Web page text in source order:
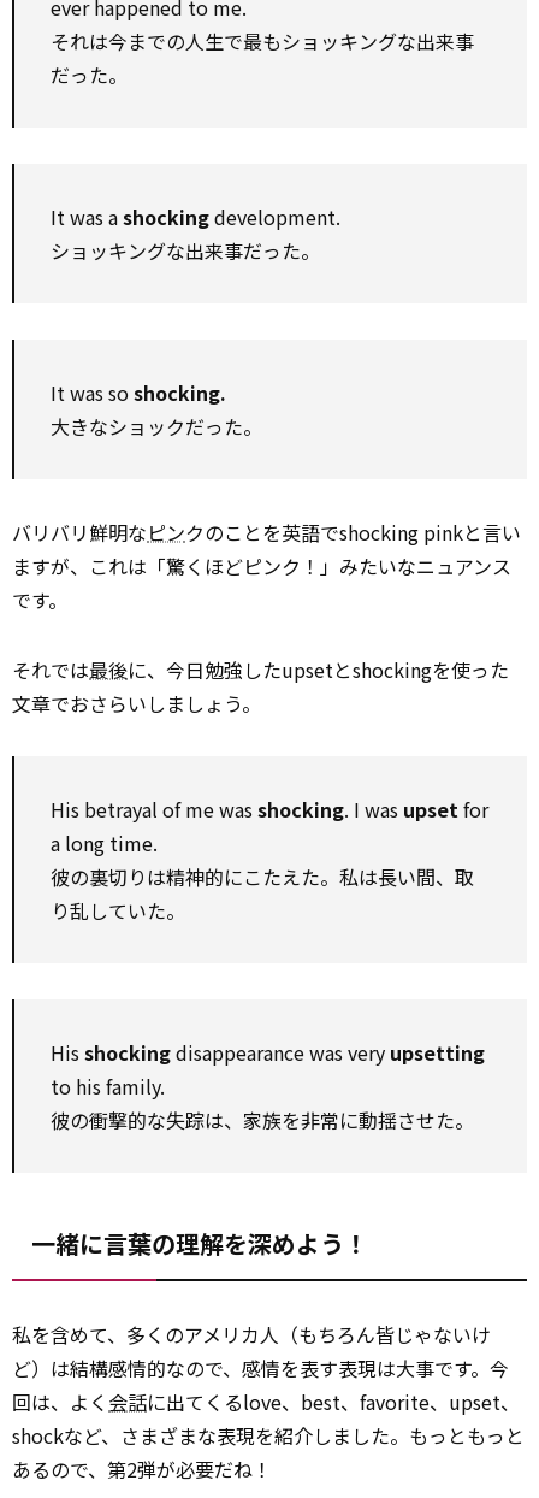
ever happened to me.
それは今までの人生で最もショッキングな出来事
だった。
It was ashockingdevelopment.
ショッキングな出来事だった。
It was soshocking.
大きなショックだった。
バリバリ鮮明なピンクのことを英語でshocking pinkと言い
ますが、これは「驚くほどピンク！」みたいなニュアンス
です。
それでは最後に、今日勉強したupsetとshockingを使った
文章でおさらいしましょう。
His betrayal of me was shocking. I was upsetfor
a long time.
彼の裏切りは精神的にこたえた。私は長い間、取
り乱していた。
His shockingdisappearance was very upsetting
to his family.
彼の衝撃的な失踪は、家族を非常に動揺させた。
一緒に言葉の理解を深めよう！
私を含めて、多くのアメリカ人（もちろん皆じゃないけ
ど）は結構感情的なので、感情を表す表現は大事です。今
回は、よく 会話に出てくるlove、best、favorite、upset、
shockなど、さまざまな表現を紹介しました。もっともっと
あるので、第2弾が必要だね！